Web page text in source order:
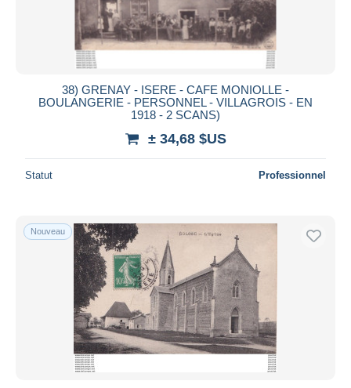
38) GRENAY - ISERE - CAFE MONIOLLE -
BOULANGERIE - PERSONNEL - VILLAGROIS - EN
1918 - 2 SCANS)
± 34,68 $US
Statut Professionnel
Nouveau